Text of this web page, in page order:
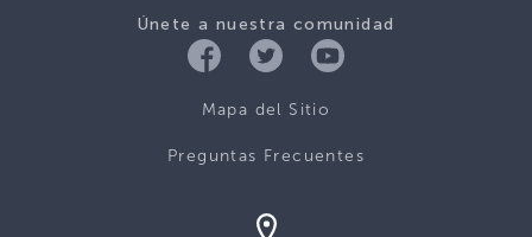
Únete a nuestra comunidad
Mapa del Sitio
Preguntas Frecuentes